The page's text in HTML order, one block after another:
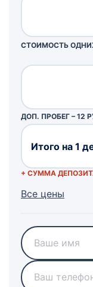
СТОИМОСТЬ
ДОП. ПРОБЕГ – 12
Итого на 1
+ СУММА
Все цены